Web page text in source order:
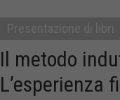
Il metodo
L’esperienza